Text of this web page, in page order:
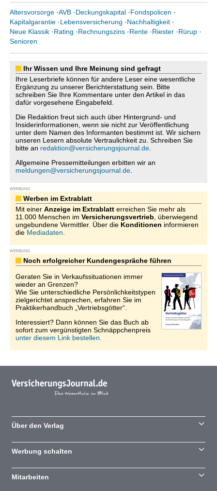
Altersvorsorge ·AVB ·Deckungskapital ·Fondspolicen ·
Kapitalgarantie ·Lebensversicherung ·Nachhaltigkeit ·
Neue Klassik ·Rating ·Rechnungszins ·Rente ·Riester ·Rürup ·
Senioren
Ihr Wissen und Ihre Meinung sind gefragt
Ihre Leserbriefe können für andere Leser eine wesentliche
Ergänzung zu unserer Berichterstattung sein. Bitte
schreiben Sie Ihre Kommentare unter den Artikel in das
dafür vorgesehene Eingabefeld.
Die Redaktion freut sich auch über Hintergrund- und
Insiderinformationen, wenn sie nicht zur Veröffentlichung
unter dem Namen des Informanten bestimmt ist. Wir sichern
unseren Lesern absolute Vertraulichkeit zu. Schreiben Sie
bitte an redaktion@versicherungsjournal.de
Allgemeine Pressemitteilungen erbitten wir an
meldungen@versicherungsjournal.de
WERBUNG
Werben im Extrablatt
Mit einer Anzeige im Extrablatt erreichen Sie mehr als
11.000 Menschen im Versicherungsvertrieb , überwiegend
ungebundene Vermittler. Über die Konditionen informieren
die Mediadaten
WERBUNG
Noch erfolgreicher Kundengespräche führen
Geraten Sie in Verkaufssituationen immer
wieder an Grenzen?
Wie Sie unterschiedliche Persönlichkeitstypen
zielgerichtet ansprechen, erfahren Sie im
Praktikerhandbuch „Vertriebsgötter“.
Interessiert? Dann können Sie das Buch ab
sofort zum vergünstigten Schnäppchenpreis
unter diesem Link bestellen.
Über den Verlag
Werbung schalten
Mitarbeiten